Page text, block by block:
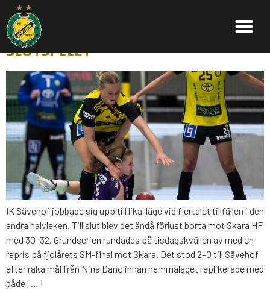
FÖRLUST I SISTA MATCHEN INFÖR
SLUTSPELET
IK Sävehof jobbade sig upp till lika-läge vid flertalet tillfällen i den
andra halvleken. Till slut blev det ändå förlust borta mot Skara HF
med 30–32. Grundserien rundades på tisdagskvällen av med en
repris på fjolårets SM-final mot Skara. Det stod 2–0 till Sävehof
efter raka mål från Nina Dano innan hemmalaget replikerade med
både […]